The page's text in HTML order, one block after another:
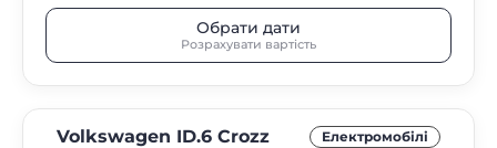
Обрати дати
Розрахувати вартість
Volkswagen ID.6 Crozz Електромобілі